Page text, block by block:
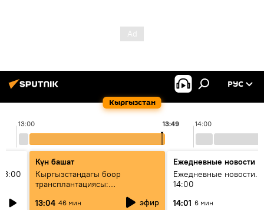
Кыргызстан
РУС
13:00 14:00
13:49
Күн башат
Кыргызстандагы боор
трансплантациясы:
жетишкендиктер жана өнүгүү
келечеги
13:04 46 мин эфир
Ежедневные новости
Ежедневные новости.
14:00
14:01 6 мин